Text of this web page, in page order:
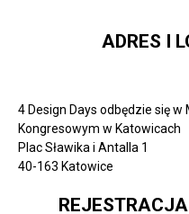
ADRES I
4 Design Days odbędzie się
Kongresowym w Katowicach
Plac Sławika i Antalla 1
40-163 Katowice